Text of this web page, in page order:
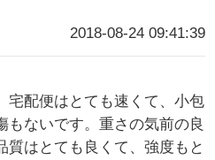
2018-08-24 09:41:39
宅配便はとても速くて、小包
もないです。重さの気前の良
質はとても良くて、強度もと